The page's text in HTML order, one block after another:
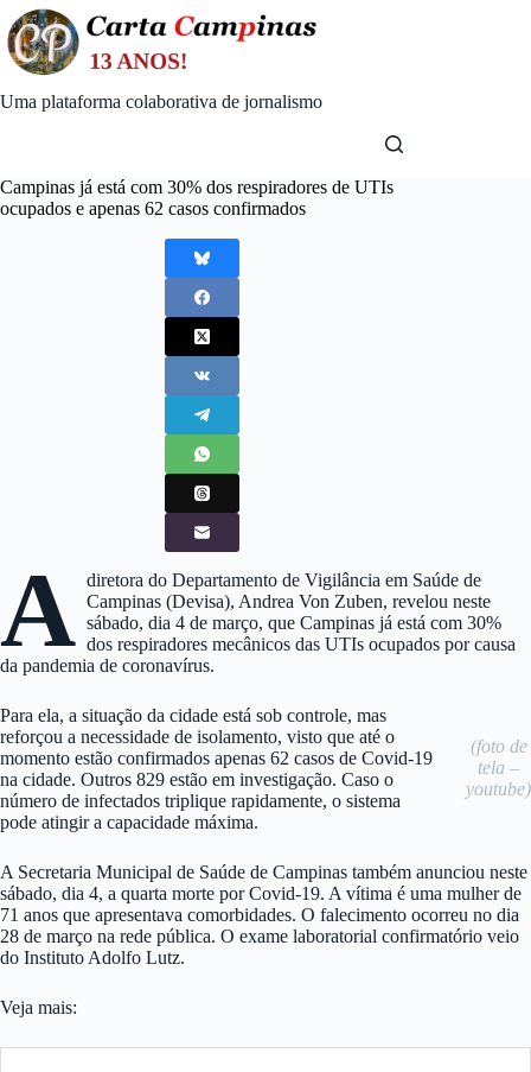
Skip
to
content
Uma plataforma colaborativa de jornalismo
Campinas já está com 30% dos respiradores de UTIs
ocupados e apenas 62 casos confirmados
A diretora do Departamento de Vigilância em Saúde de
Campinas (Devisa), Andrea Von Zuben, revelou neste
sábado, dia 4 de março, que Campinas já está com 30%
dos respiradores mecânicos das UTIs ocupados por causa
da pandemia de coronavírus.
(foto de
tela –
youtube)
Para ela, a situação da cidade está sob controle, mas
reforçou a necessidade de isolamento, visto que até o
momento estão confirmados apenas 62 casos de Covid-19
na cidade. Outros 829 estão em investigação. Caso o
número de infectados triplique rapidamente, o sistema
pode atingir a capacidade máxima.
A Secretaria Municipal de Saúde de Campinas também anunciou neste
sábado, dia 4, a quarta morte por Covid-19. A vítima é uma mulher de
71 anos que apresentava comorbidades. O falecimento ocorreu no dia
28 de março na rede pública. O exame laboratorial confirmatório veio
do Instituto Adolfo Lutz.
Veja mais: